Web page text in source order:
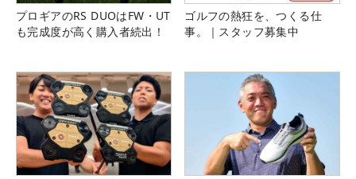
プロギアのRS DUOはFW・UT
も完成度が高く購入者続出！
ゴルフの熱狂を、つくる仕
事。｜スタッフ募集中